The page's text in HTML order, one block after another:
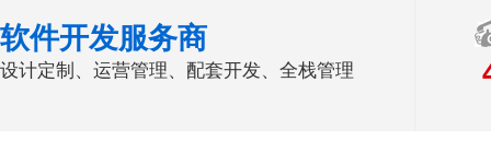
软件开发服务商
设计定制、运营管理、配套开发、全栈管理